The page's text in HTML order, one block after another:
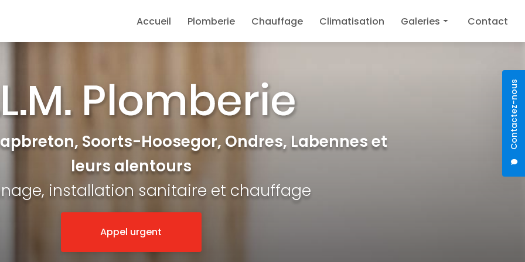
Contactez-nous
Accueil
Plomberie Chauffage Climatisation Galeries Contact
Soorts-Hoosegor, Ondres, Labennes et
leurs alentours
installation sanitaire et chauffage
Appel urgent